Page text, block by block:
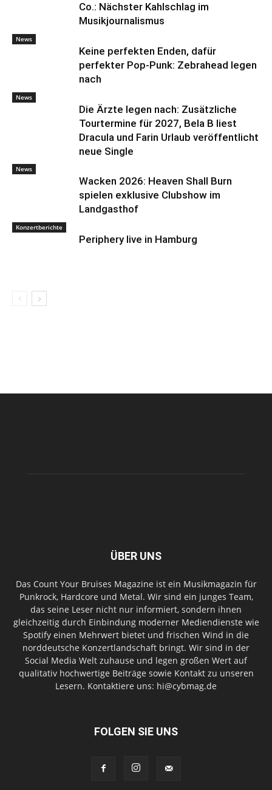
Co.: Nächster Kahlschlag im
Musikjournalismus
News
Keine perfekten Enden, dafür
perfekter Pop-Punk: Zebrahead legen
nach
News
Die Ärzte legen nach: Zusätzliche
Tourtermine für 2027, Bela B liest
Dracula und Farin Urlaub veröffentlicht
neue Single
News
Wacken 2026: Heaven Shall Burn
spielen exklusive Clubshow im
Landgasthof
Konzertberichte
Periphery live in Hamburg
ÜBER UNS
Das Count Your Bruises Magazine ist ein Musikmagazin für
Punkrock, Hardcore und Metal. Wir sind ein junges Team,
das seine Leser nicht nur informiert, sondern ihnen
gleichzeitig durch Einbindung moderner Mediendienste wie
Spotify einen Mehrwert bietet und frischen Wind in die
norddeutsche Konzertlandschaft bringt. Wir sind in der
Social Media Welt zuhause und legen großen Wert auf
qualitativ hochwertige Beiträge sowie Kontakt zu unseren
Lesern. Kontaktiere uns: hi@cybmag.de
FOLGEN SIE UNS